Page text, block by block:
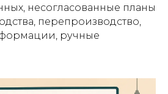
несогласованные планы
перепроизводство,
ручные